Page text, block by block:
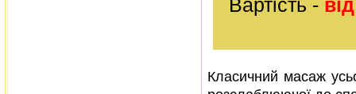
Вартість -
Класичний масаж